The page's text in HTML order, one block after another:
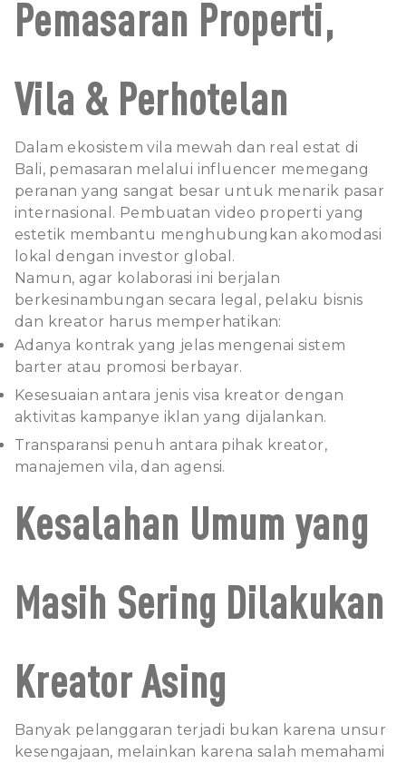
Pemasaran Properti,
Vila & Perhotelan
Dalam ekosistem vila mewah dan real estat di
Bali, pemasaran melalui influencer memegang
peranan yang sangat besar untuk menarik pasar
internasional. Pembuatan video properti yang
estetik membantu menghubungkan akomodasi
lokal dengan investor global.
Namun, agar kolaborasi ini berjalan
berkesinambungan secara legal, pelaku bisnis
dan kreator harus memperhatikan:
Adanya kontrak yang jelas mengenai sistem
barter atau promosi berbayar.
Kesesuaian antara jenis visa kreator dengan
aktivitas kampanye iklan yang dijalankan.
Transparansi penuh antara pihak kreator,
manajemen vila, dan agensi.
Kesalahan Umum yang
Masih Sering Dilakukan
Kreator Asing
Banyak pelanggaran terjadi bukan karena unsur
kesengajaan, melainkan karena salah memahami